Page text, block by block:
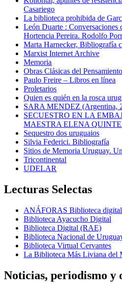
Casariego
La biblioteca prohibida de
León Duarte :
Hortencia Pereira. Rodolfo
Marta Harnecker, Bibliografía
Marxist Internet Archive
Memoria
Obras Clásicas del
Paulo Freire – Libros en línea
Proletarios
Quien es quién en la rosca
SARA MENDEZ (Argentina,
SECUESTRO EN LA
MAESTRA ELENA
Sequestro dos uruguaios
Silvia Federici. Bibliografía
Sitios de Memoria Uruguay.
Tricontinental
UDELAR
Lecturas Selectas
ANÁFORAS Biblioteca
Biblioteca Ayacucho Digital
Biblioteca Digital (RAE)
Biblioteca Nacional de
Biblioteca Virtual Cervantes
La Biblioteca Más Liviana del
Noticias, periodismo y